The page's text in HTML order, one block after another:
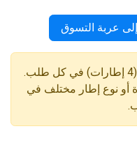
عربة التسوق
أو نوع إطار مختلف في